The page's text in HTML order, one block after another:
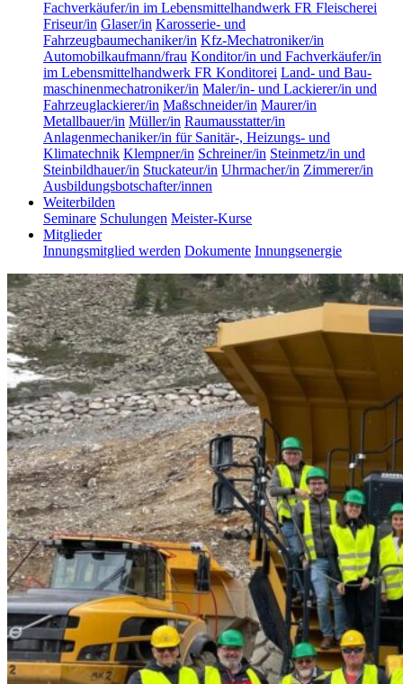
Fachverkäufer/in im Lebensmittelhandwerk FR Fleischerei
Friseur/in Glaser/in Karosserie- und
Fahrzeugbaumechaniker/in Kfz-Mechatroniker/in
Automobilkaufmann/frau Konditor/in und Fachverkäufer/in
im Lebensmittelhandwerk FR Konditorei Land- und Bau­
maschinen­mecha­troniker/in Maler/in- und Lackierer/in und
Fahrzeuglackierer/in Maßschneider/in Maurer/in
Metallbauer/in Müller/in Raumausstatter/in
Anlagenmechaniker/in für Sanitär-, Heizungs- und
Klimatechnik Klempner/in Schreiner/in Steinmetz/in und
Steinbildhauer/in Stuckateur/in Uhrmacher/in Zimmerer/in
Ausbildungsbotschafter/innen
Weiterbilden
Seminare Schulungen Meister-Kurse
Mitglieder
Innungsmitglied werden Dokumente Innungsenergie